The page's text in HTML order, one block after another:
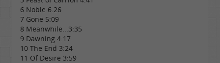
6 Noble 6:26
7 Gone 5:09
8 Meanwhile...3:35
9 Dawning 4:17
10 The End 3:24
11 Of Desire 3:59